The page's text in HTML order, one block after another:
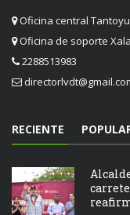
Oficina central
Oficina de soporte
2288513983
RECIENTE